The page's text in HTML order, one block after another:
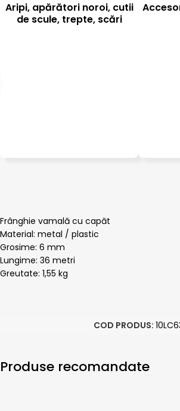
Aripi, apărători noroi, cutii
de scule, trepte, scări
Frânghie vamală cu capăt
Material: metal / plastic
Grosime: 6 mm
Lungime: 36 metri
Greutate: 1,55 kg
COD PRODUS:
Produse recomandate